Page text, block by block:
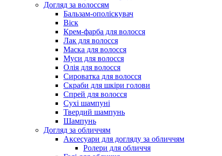
Догляд за волоссям
Бальзам-ополіскувач
Віск
Крем-фарба для волосся
Лак для волосся
Маска для волосся
Муси для волосся
Олія для волосся
Сироватка для волосся
Скраби для шкіри голови
Спрей для волосся
Сухі шампуні
Твердий шампунь
Шампунь
Догляд за обличчям
Аксесуари для догляду за обличчям
Ролери для обличчя